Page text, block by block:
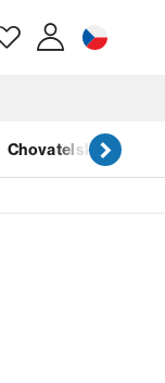
Chovatelské